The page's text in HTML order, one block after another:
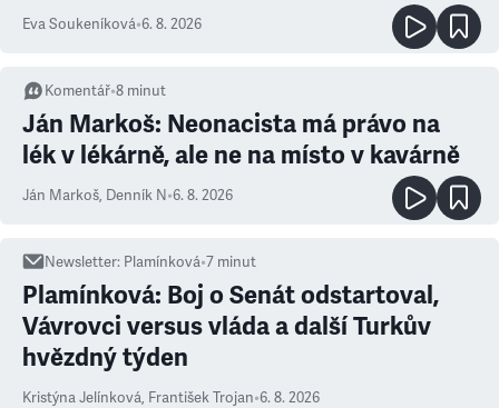
Eva Soukeníková•6. 8. 2026
Komentář•8 minut
Ján Markoš: Neonacista má právo na
lék v lékárně, ale ne na místo v kavárně
Ján Markoš, Denník N•6. 8. 2026
Newsletter: Plamínková•7 minut
Plamínková: Boj o Senát odstartoval,
Vávrovci versus vláda a další Turkův
hvězdný týden
Kristýna Jelínková, František Trojan•6. 8. 2026